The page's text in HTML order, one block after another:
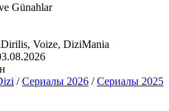
Günahlar
Voize, DiziMania
/Сериалы 2026 /Сериалы 2025